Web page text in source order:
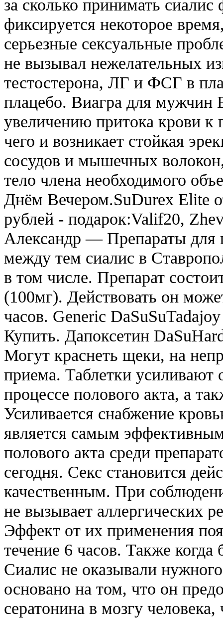
за сколько принимать
фиксируется некоторое
серьезные сексуальные
не вызывал нежелательных
тестостерона, ЛГ и ФСГ в
плацебо. Виагра для мужчин
увеличению притока крови к
чего и возникает стойкая
сосудов и мышечных
тело члена необходимого
Днём Вечером.SuDurex Elite
рублей - подарок:Valif20,
Александр — Препараты
между тем сиалис в
в том числе. Препарат
(100мг). Действовать он
часов. Generic
Купить. Дапоксетин
Могут краснеть щеки, на
приема. Таблетки
процессе полового акта, а
Усиливается снабжение
является самым
полового акта среди
сегодня. Секс становится
качественным. При
не вызывает аллергических
Эффект от их применения
течение 6 часов. Также
Сиалис не оказывали
основано на том, что он
сератонина в мозгу